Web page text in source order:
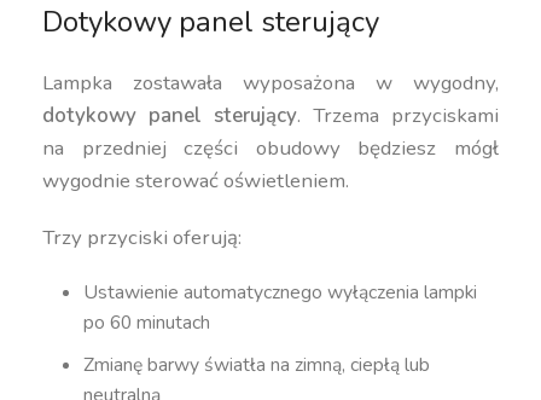
Dotykowy panel sterujący
Lampka zostawała wyposażona w wygodny,
dotykowy panel sterujący. Trzema przyciskami
na przedniej części obudowy będziesz mógł
wygodnie sterować oświetleniem.
Trzy przyciski oferują:
Ustawienie automatycznego wyłączenia lampki
po 60 minutach
Zmianę barwy światła na zimną, ciepłą lub